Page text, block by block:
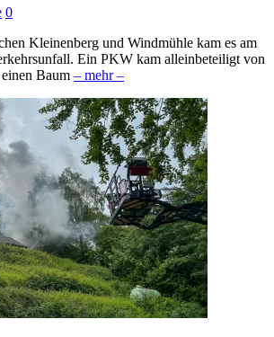
0
Kleinenberg und Windmühle kam es am
Ein PKW kam alleinbeteiligt von
Baum – mehr –